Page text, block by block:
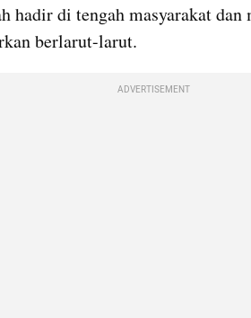
hadir di tengah masyarakat dan
berlarut-larut.
ADVERTISEMENT